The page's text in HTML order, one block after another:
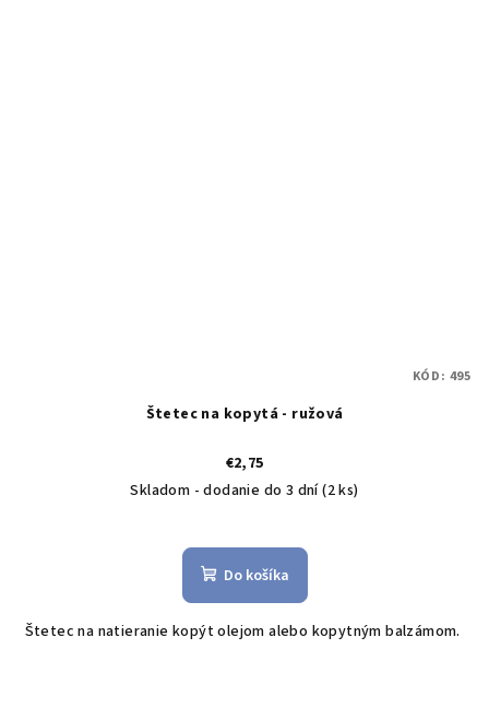
Štetec na kopytá - ružová
€2,75
Skladom - dodanie do 3 dní(2 ks)
Do košíka
Štetec na natieranie kopýt olejom alebo kopytným balzámom.
KÓD: 495